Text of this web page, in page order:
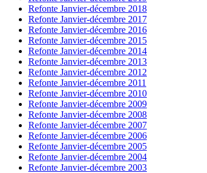
Refonte Janvier-décembre 2018
Refonte Janvier-décembre 2017
Refonte Janvier-décembre 2016
Refonte Janvier-décembre 2015
Refonte Janvier-décembre 2014
Refonte Janvier-décembre 2013
Refonte Janvier-décembre 2012
Refonte Janvier-décembre 2011
Refonte Janvier-décembre 2010
Refonte Janvier-décembre 2009
Refonte Janvier-décembre 2008
Refonte Janvier-décembre 2007
Refonte Janvier-décembre 2006
Refonte Janvier-décembre 2005
Refonte Janvier-décembre 2004
Refonte Janvier-décembre 2003